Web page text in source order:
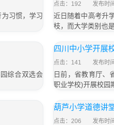
习惯，学习
点击：192 发布时
近日随着中高考升
枝，而大学类别也
综合双选会
四川中小学开展
点击：141 发布时
日前，省教育厅、
职业学校)开展校园
葫芦小学道德讲
点击：206 发布时